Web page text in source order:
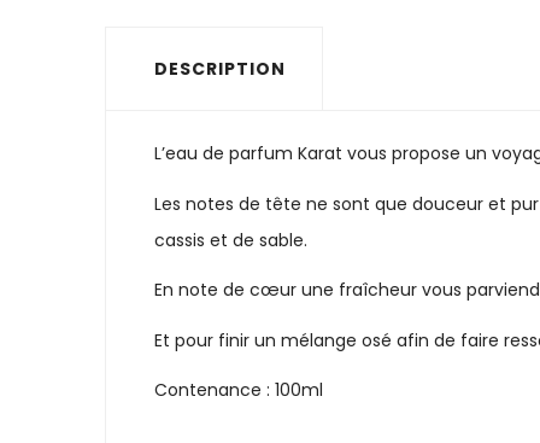
DESCRIPTION
L’eau de parfum Karat vous propose un
Les notes de tête ne sont que douceur et
cassis et de sable.
En note de cœur une fraîcheur vous
Et pour finir un mélange osé afin de faire
Contenance : 100ml